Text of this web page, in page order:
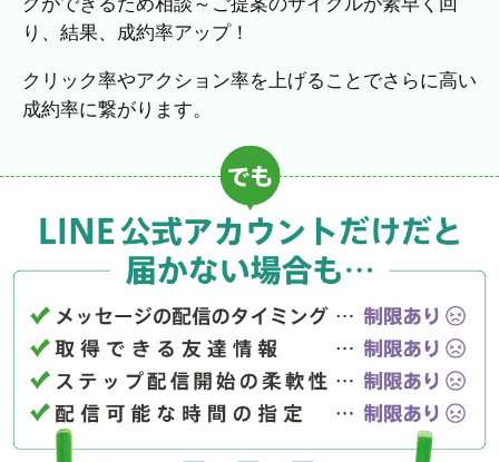
り、結果、成約率アップ！
クリック率やアクション率を上げることでさらに高い
成約率に繋がります。